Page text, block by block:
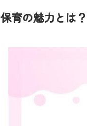
保育の魅力とは？